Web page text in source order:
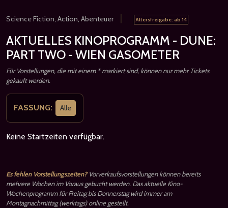
Science Fiction, Action, Abenteuer | Altersfreigabe: ab 14
AKTUELLES KINOPROGRAMM - DUNE:
PART TWO - WIEN GASOMETER
Für Vorstellungen, die mit einem * markiert sind, können nur mehr Tickets
gekauft werden.
FASSUNG: Alle
Keine Startzeiten verfügbar.
Es fehlen Vorstellungszeiten?Vorverkaufsvorstellungen können bereits
mehrere Wochen im Voraus gebucht werden. Das aktuelle Kino-
Wochenprogramm für Freitag bis Donnerstag wird immer am
Montagnachmittag (werktags) online gestellt.